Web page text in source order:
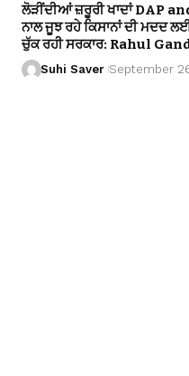
ਲੋੜੀਂਦੀਆਂ ਜ਼ਰੂਰੀ ਖਾਦਾਂ DAP
ਨਾਲ ਜੂਝ ਰਹੇ ਕਿਸਾਨਾਂ ਦੀ ਮਦਦ
ਚੁੱਕ ਰਹੀ ਸਰਕਾਰ: Rahul
Suhi Saver September